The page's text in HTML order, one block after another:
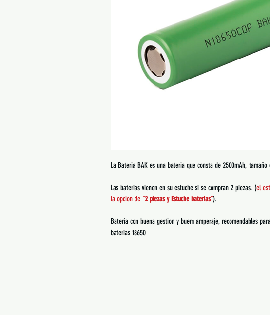
La Bateria BAK es una bateria que consta de 2500mAh, tamaño
Las baterias vienen en su estuche si se compran 2 piezas. (el
la opcion de "2 piezas y Estuche baterias").
Bateria con buena gestion y buem amperaje, recomendables
baterias 18650